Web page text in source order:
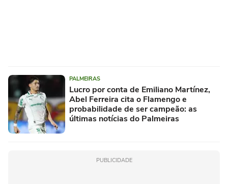
PALMEIRAS
Lucro por conta de Emiliano Martínez,
Abel Ferreira cita o Flamengo e
probabilidade de ser campeão: as
últimas notícias do Palmeiras
PUBLICIDADE